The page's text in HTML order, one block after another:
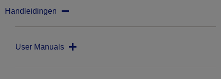
Handleidingen
User Manuals